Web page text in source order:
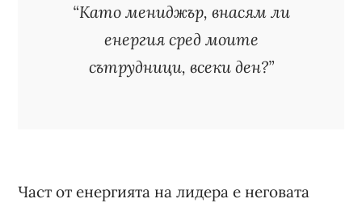
“Като мениджър, внасям ли
енергия сред моите
сътрудници, всеки ден?”
Част от енергията на лидера е неговата